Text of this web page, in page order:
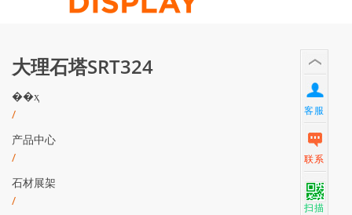
0086-13365904989
大理石塔SRT324
��ҳ
/
产品中心
/
石材展架
/
客服
联系
扫描